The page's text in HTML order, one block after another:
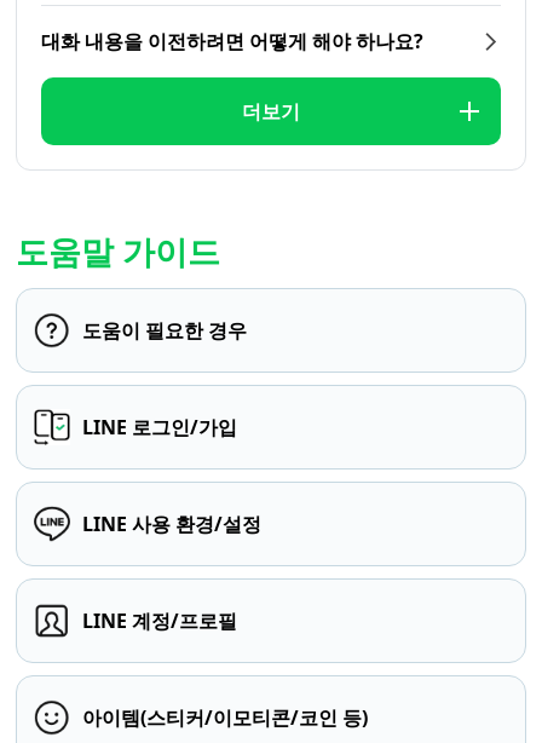
대화 내용을 이전하려면 어떻게 해야 하나요?
더보기
도움말 가이드
도움이 필요한 경우
LINE 로그인/가입
LINE 사용 환경/설정
LINE 계정/프로필
아이템(스티커/이모티콘/코인 등)